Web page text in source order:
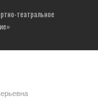
театральное